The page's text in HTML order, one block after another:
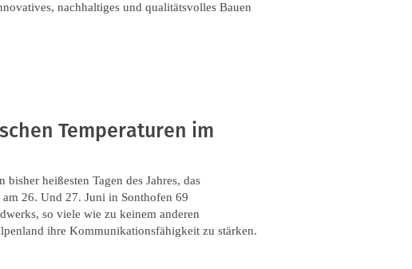
nachhaltiges und qualitätsvolles Bauen
Temperaturen im
heißesten Tagen des Jahres, das
26. Und 27. Juni in Sonthofen 69
so viele wie zu keinem anderen
ihre Kommunikationsfähigkeit zu stärken.